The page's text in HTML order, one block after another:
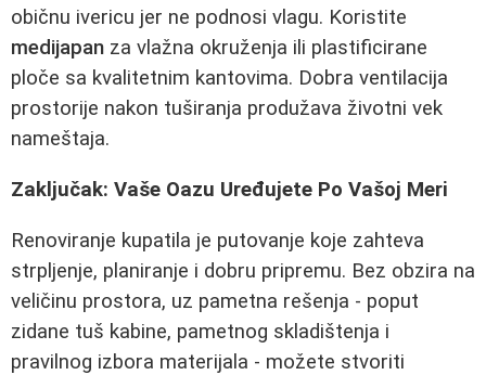
običnu ivericu jer ne podnosi vlagu. Koristite
medijapan za vlažna okruženja ili plastificirane
ploče sa kvalitetnim kantovima. Dobra ventilacija
prostorije nakon tuširanja produžava životni vek
nameštaja.
Zaključak: Vaše Oazu Uređujete Po Vašoj Meri
Renoviranje kupatila je putovanje koje zahteva
strpljenje, planiranje i dobru pripremu. Bez obzira na
veličinu prostora, uz pametna rešenja - poput
zidane tuš kabine, pametnog skladištenja i
pravilnog izbora materijala - možete stvoriti